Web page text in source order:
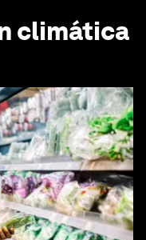
climática